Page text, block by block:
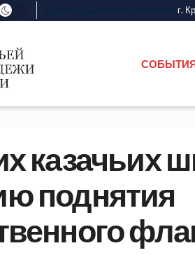
г.
казачьих
поднятия